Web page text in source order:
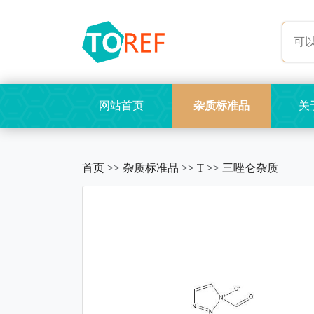
网站首页 杂质标准品 关
首页 >> 杂质标准品 >> T >> 三唑仑杂质